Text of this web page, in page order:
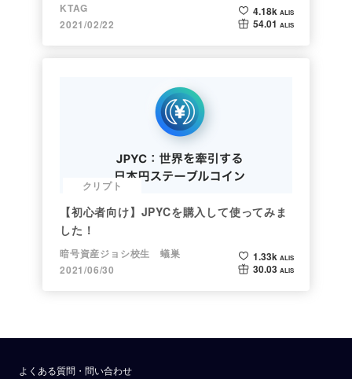
KTAG
2021/02/22
4.18k ALIS
54.01 ALIS
クリプト
【初心者向け】JPYCを購入して使ってみま
した！
暗号資産ジョシ校生 蟻巣
2021/06/30
1.33k ALIS
30.03 ALIS
よくある質問・問い合わせ